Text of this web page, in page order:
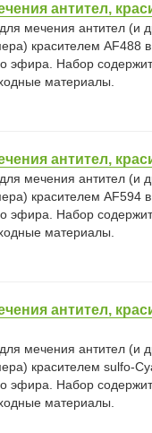
антител,
мечения антител (и
красителем AF488
эфира. Набор
материалы.
антител,
мечения антител (и
красителем AF594
эфира. Набор
материалы.
антител,
мечения антител (и
красителем sulfo-
эфира. Набор
материалы.